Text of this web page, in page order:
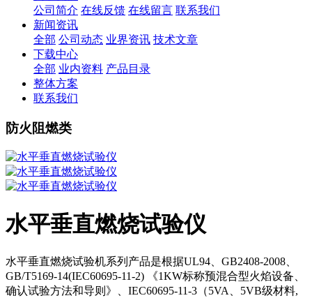
公司简介 在线反馈 在线留言 联系我们
新闻资讯
全部 公司动态 业界资讯 技术文章
下载中心
全部 业内资料 产品目录
整体方案
联系我们
防火阻燃类
水平垂直燃烧试验仪
水平垂直燃烧试验机系列产品是根据UL94、GB2408-2008、
GB/T5169-14(IEC60695-11-2) 《1KW标称预混合型火焰设备、
确认试验方法和导则》、IEC60695-11-3（5VA、5VB级材料,